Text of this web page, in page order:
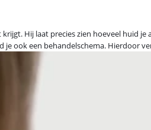
Hij laat precies zien hoeveel huid je
ook een behandelschema. Hierdoor